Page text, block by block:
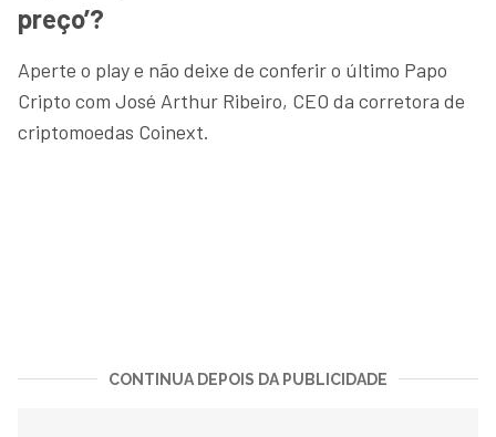
preço’?
Aperte o play e não deixe de conferir o último Papo
Cripto com José Arthur Ribeiro, CEO da corretora de
criptomoedas Coinext.
CONTINUA DEPOIS DA PUBLICIDADE